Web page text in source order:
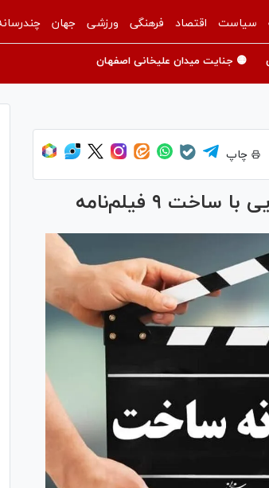
سیاست اقتصاد فرهنگی ورزشی جهان
🟡 جنایت میدان علیخانی اصفهان
چاپ
۹ فیلم‌نامه